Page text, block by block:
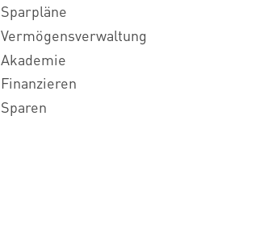
Sparpläne
Vermögensverwaltung
Akademie
Finanzieren
Sparen